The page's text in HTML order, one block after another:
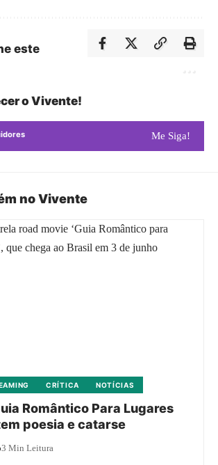
este
o Vivente!
Me Siga!
no Vivente
CRÍTICA NOTÍCIAS
Romântico Para Lugares
poesia e catarse
3 Min Leitura